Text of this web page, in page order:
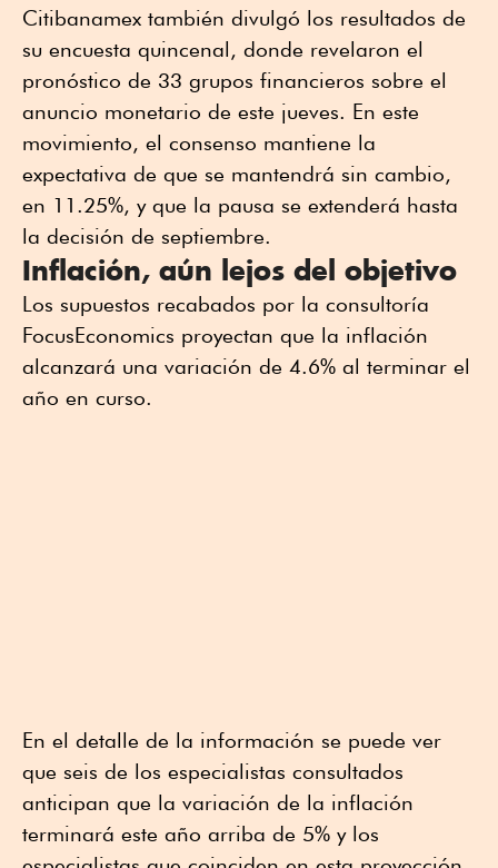
Citibanamex también divulgó los resultados de
su encuesta quincenal, donde revelaron el
pronóstico de 33 grupos financieros sobre el
anuncio monetario de este jueves. En este
movimiento, el consenso mantiene la
expectativa de que se mantendrá sin cambio,
en 11.25%, y que la pausa se extenderá hasta
la decisión de septiembre.
Inflación, aún lejos del objetivo
Los supuestos recabados por la consultoría
FocusEconomics proyectan que la inflación
alcanzará una variación de 4.6% al terminar el
año en curso.
En el detalle de la información se puede ver
que seis de los especialistas consultados
anticipan que la variación de la inflación
terminará este año arriba de 5% y los